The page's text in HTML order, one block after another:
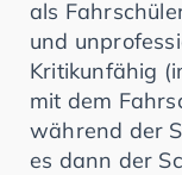
als
und
Kritikunfähig
mit dem
während der
es dann der